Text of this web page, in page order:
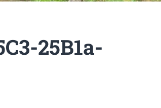
25B1a-